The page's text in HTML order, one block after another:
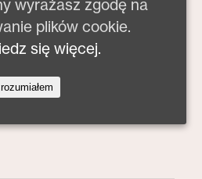
wyrażasz zgodę na
plików cookie.
się więcej.